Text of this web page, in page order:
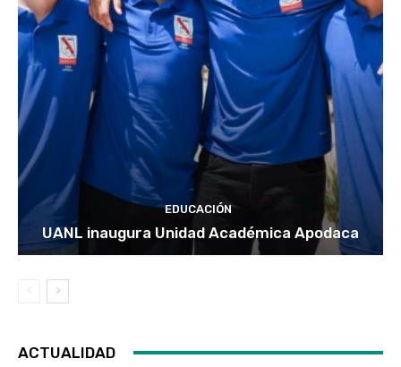
EDUCACIÓN
UANL inaugura Unidad Académica Apodaca
ACTUALIDAD